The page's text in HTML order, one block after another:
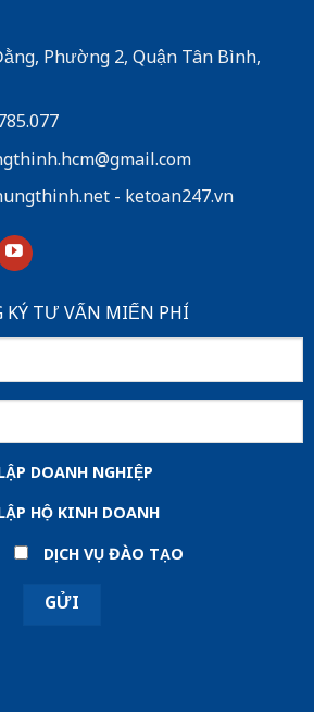
Phường 2, Quận Tân Bình,
-ketoan247.vn
TƯ VẤN MIẾN PHÍ
DOANH NGHIỆP
HỘ KINH DOANH
DỊCH VỤ ĐÀO TẠO